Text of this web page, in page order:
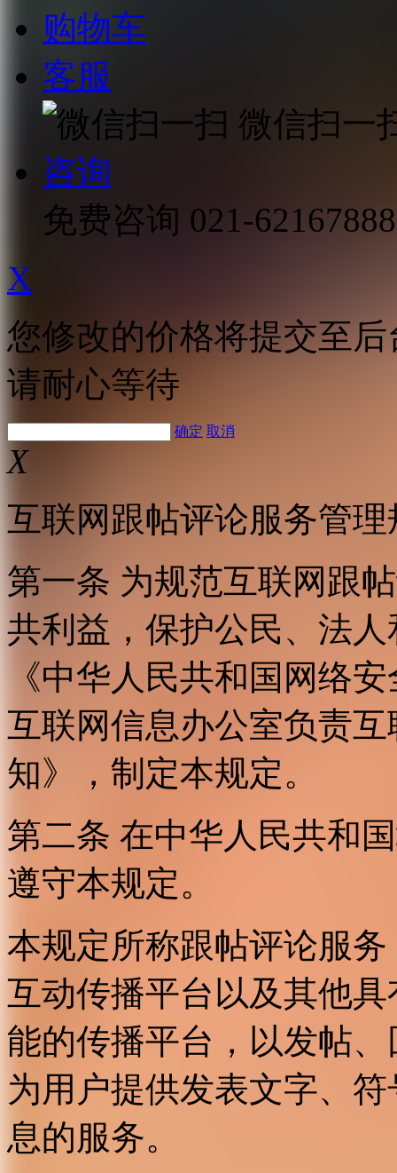
购物车
客服
微信扫一
咨询
免费咨询 021-62167888
X
您修改的价格将提交至
请耐心等待
确定 取消
X
互联网跟帖评论服务管理
第一条 为规范互联网跟
共利益，保护公民、法
《中华人民共和国网络
互联网信息办公室负责
知》，制定本规定。
第二条 在中华人民共和
遵守本规定。
本规定所称跟帖评论服
互动传播平台以及其他
能的传播平台，以发帖
为用户提供发表文字、
息的服务。